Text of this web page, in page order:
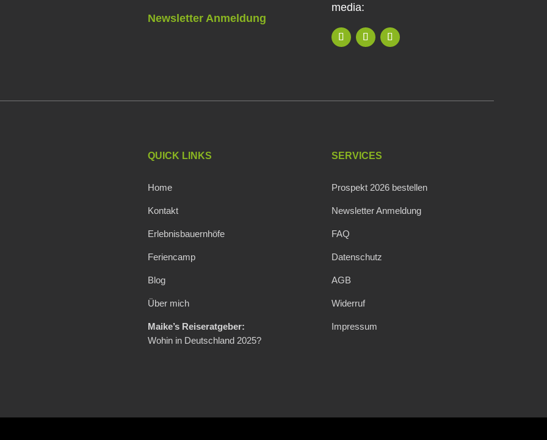
Newsletter Anmeldung
media:
QUICK LINKS
Home
Kontakt
Erlebnisbauernhöfe
Feriencamp
Blog
Über mich
Maike’s Reiseratgeber:
Wohin in Deutschland 2025?
SERVICES
Prospekt 2026 bestellen
Newsletter Anmeldung
FAQ
Datenschutz
AGB
Widerruf
Impressum